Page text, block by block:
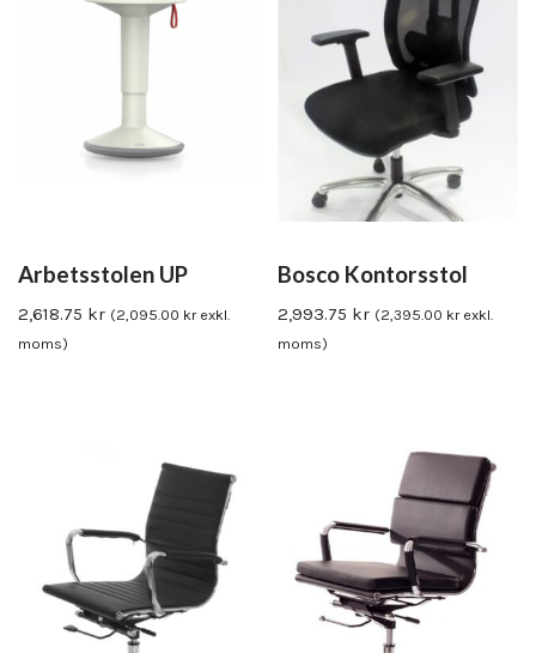
Arbetsstolen UP
2,618.75 kr (2,095.00 krexkl.
moms)
Bosco Kontorsstol
2,993.75 kr (2,395.00 krexkl.
moms)